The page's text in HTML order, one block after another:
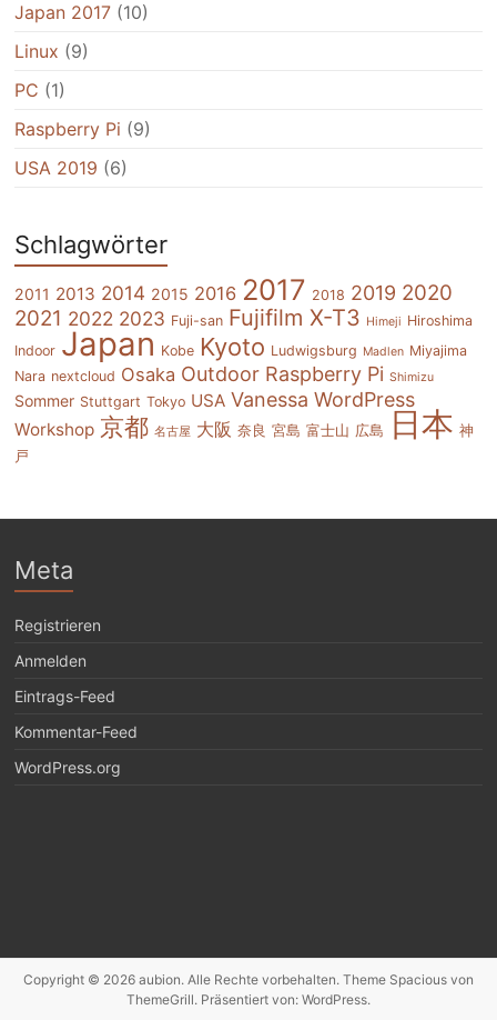
Japan 2017 (10)
Linux (9)
PC (1)
Raspberry Pi (9)
USA 2019 (6)
Schlagwörter
2011 2013 2014 2015 2016 2017 2018 2019 2020
2021 2022 2023 Fuji-san Fujifilm X-T3 Himeji Hiroshima
Indoor Japan Kobe Kyoto Ludwigsburg Madlen Miyajima
Nara nextcloud Osaka Outdoor Raspberry Pi Shimizu
Sommer Stuttgart Tokyo USA Vanessa WordPress
Workshop 京都 名古屋 大阪 奈良 宮島 富士山 広島 日本 神
戸
Meta
Registrieren
Anmelden
Eintrags-Feed
Kommentar-Feed
WordPress.org
Copyright © 2026 aubion. Alle Rechte vorbehalten. Theme Spaciousvon
ThemeGrill. Präsentiert von: WordPress.